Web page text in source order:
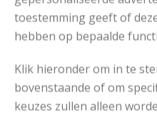
toestemming geeft of
hebben op bepaalde
Klik hieronder om in te
bovenstaande of om
keuzes zullen alleen